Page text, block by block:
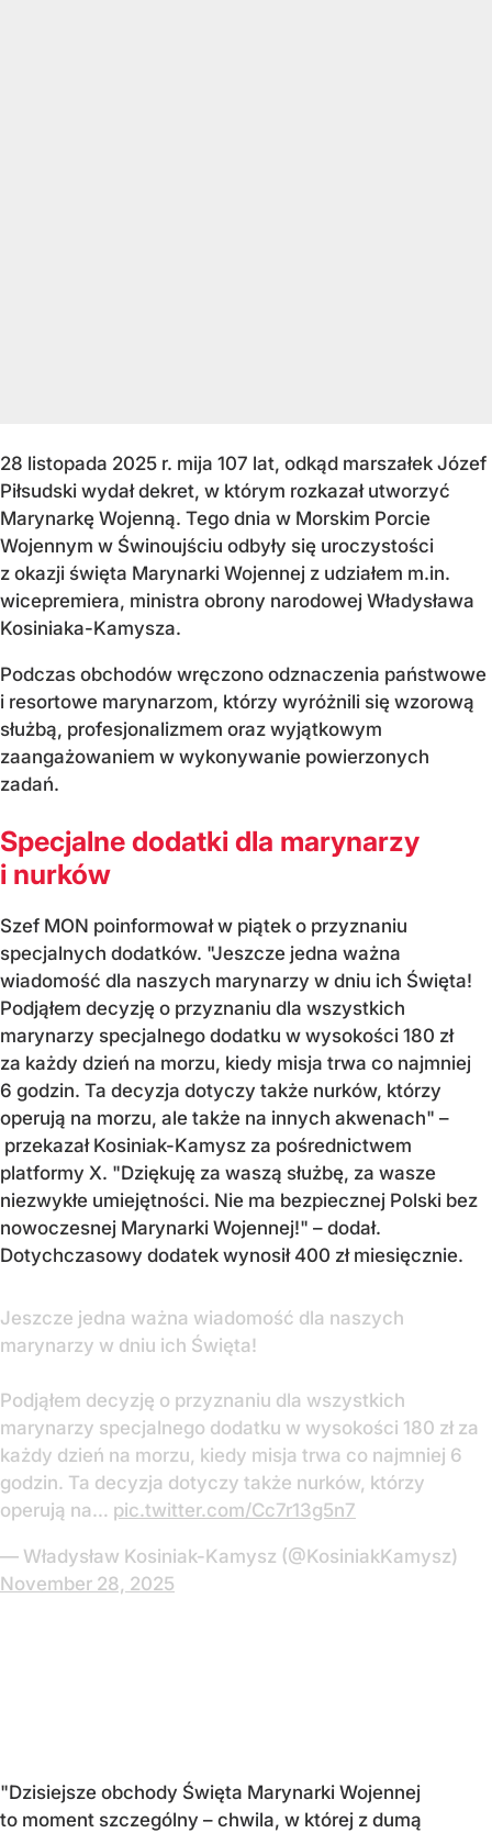
28 listopada 2025 r. mija 107 lat, odkąd marszałek Józef
Piłsudski wydał dekret, w którym rozkazał utworzyć
Marynarkę Wojenną. Tego dnia w Morskim Porcie
Wojennym w Świnoujściu odbyły się uroczystości
z okazji święta Marynarki Wojennej z udziałem m.in.
wicepremiera, ministra obrony narodowej Władysława
Kosiniaka-Kamysza.
Podczas obchodów wręczono odznaczenia państwowe
i resortowe marynarzom, którzy wyróżnili się wzorową
służbą, profesjonalizmem oraz wyjątkowym
zaangażowaniem w wykonywanie powierzonych
zadań.
Specjalne dodatki dla marynarzy
i nurków
Szef MON poinformował w piątek o przyznaniu
specjalnych dodatków. "Jeszcze jedna ważna
wiadomość dla naszych marynarzy w dniu ich Święta!
Podjąłem decyzję o przyznaniu dla wszystkich
marynarzy specjalnego dodatku w wysokości 180 zł
za każdy dzień na morzu, kiedy misja trwa co najmniej
6 godzin. Ta decyzja dotyczy także nurków, którzy
operują na morzu, ale także na innych akwenach" –
przekazał Kosiniak-Kamysz za pośrednictwem
platformy X. "Dziękuję za waszą służbę, za wasze
niezwykłe umiejętności. Nie ma bezpiecznej Polski bez
nowoczesnej Marynarki Wojennej!" – dodał.
Dotychczasowy dodatek wynosił 400 zł miesięcznie.
Jeszcze jedna ważna wiadomość dla naszych
marynarzy w dniu ich Święta!
Podjąłem decyzję o przyznaniu dla wszystkich
marynarzy specjalnego dodatku w wysokości 180 zł za
każdy dzień na morzu, kiedy misja trwa co najmniej 6
godzin. Ta decyzja dotyczy także nurków, którzy
operują na… pic.twitter.com/Cc7r13g5n7
— Władysław Kosiniak-Kamysz (@KosiniakKamysz)
November 28, 2025
"Dzisiejsze obchody Święta Marynarki Wojennej
to moment szczególny – chwila, w której z dumą